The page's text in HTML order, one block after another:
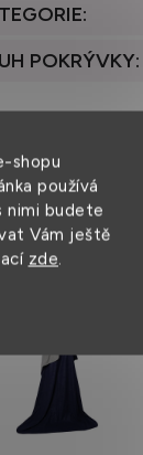
shopu
používá
nimi budete
Vám ještě
zde.
:
POKRÝVKY: